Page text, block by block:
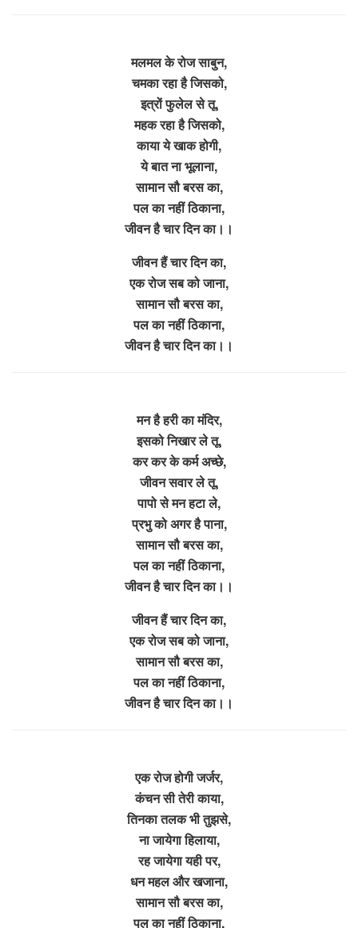
मलमल के रोज साबुन,
चमका रहा है जिसको,
इत्रों फुलेल से तू,
महक रहा है जिसको,
काया ये खाक होगी,
ये बात ना भूलाना,
सामान सौ बरस का,
पल का नहीं ठिकाना,
जीवन है चार दिन का।।
जीवन हैं चार दिन का,
एक रोज सब को जाना,
सामान सौ बरस का,
पल का नहीं ठिकाना,
जीवन है चार दिन का।।
मन है हरी का मंदिर,
इसको निखार ले तू,
कर कर के कर्म अच्छे,
जीवन सवार ले तू,
पापो से मन हटा ले,
प्रभु को अगर है पाना,
सामान सौ बरस का,
पल का नहीं ठिकाना,
जीवन है चार दिन का।।
जीवन हैं चार दिन का,
एक रोज सब को जाना,
सामान सौ बरस का,
पल का नहीं ठिकाना,
जीवन है चार दिन का।।
एक रोज होगी जर्जर,
कंचन सी तेरी काया,
तिनका तलक भी तुझसे,
ना जायेगा हिलाया,
रह जायेगा यही पर,
धन महल और खजाना,
सामान सौ बरस का,
पल का नहीं ठिकाना,